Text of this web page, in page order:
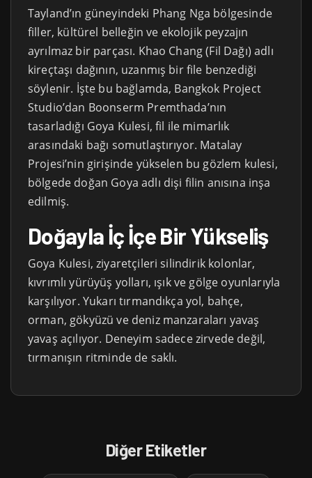
Tayland’ın güneyindeki Phang Nga bölgesinde
filler, kültürel belleğin ve ekolojik peyzajın
ayrılmaz bir parçası. Khao Chang (Fil Dağı) adlı
kireçtaşı dağının, uzanmış bir file benzediği
söylenir. İşte bu bağlamda, Bangkok Project
Studio’dan Boonserm Premthada’nın
tasarladığı Goya Kulesi, fil ile mimarlık
arasındaki bağı somutlaştırıyor. Matalay
Projesi’nin girişinde yükselen bu gözlem kulesi,
bölgede doğan Goya adlı dişi filin anısına inşa
edilmiş.
Doğayla İç İçe Bir Yükseliş
Goya Kulesi, ziyaretçileri silindirik kolonlar,
kıvrımlı yürüyüş yolları, ışık ve gölge oyunlarıyla
karşılıyor. Yukarı tırmandıkça yol, bahçe,
orman, gökyüzü ve deniz manzaraları yavaş
yavaş açılıyor. Deneyim sadece zirvede değil,
tırmanışın ritminde de saklı.
Diğer Etiketler